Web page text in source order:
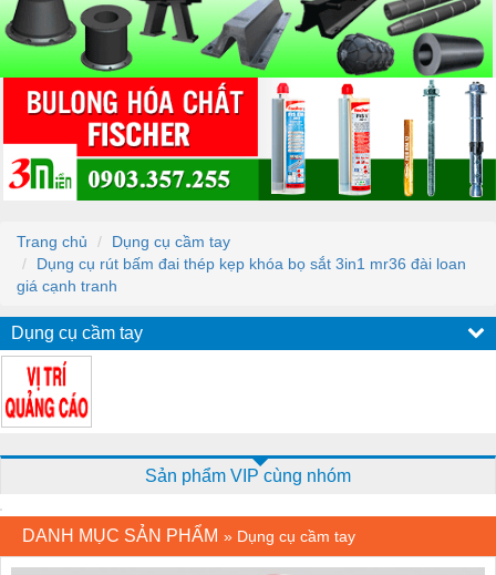
Trang chủ
Dụng cụ cầm tay
Dụng cụ rút bấm đai thép kẹp khóa bọ sắt 3in1 mr36 đài loan
giá cạnh tranh
Dụng cụ cầm tay
Sản phẩm VIP cùng nhóm
DANH MỤC SẢN PHẨM » Dụng cụ cầm tay